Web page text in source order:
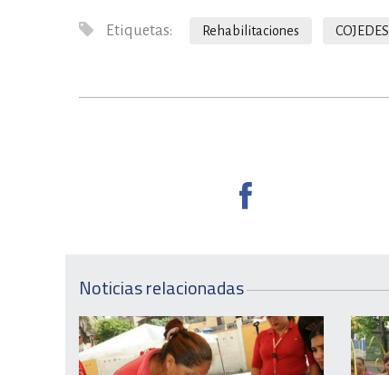
Etiquetas: Rehabilitaciones COJEDES
Noticias relacionadas